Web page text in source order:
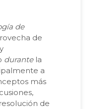
de
de
durantela
a
más
de